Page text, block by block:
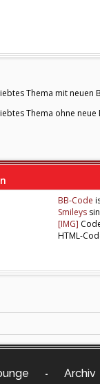
Thema mit neuen
Thema ohne neue
BB-Code
Smileys
[IMG]
HTML-
- Archiv